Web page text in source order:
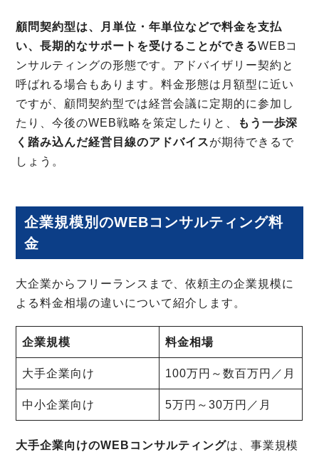
顧問契約型は、月単位・年単位などで料金を支払
い、長期的なサポートを受けることができるWEBコ
ンサルティングの形態です。アドバイザリー契約と
呼ばれる場合もあります。料金形態は月額型に近い
ですが、顧問契約型では経営会議に定期的に参加し
たり、今後のWEB戦略を策定したりと、
もう一歩深
く踏み込んだ経営目線のアドバイスが期待できるで
しょう。
企業規模別のWEBコンサルティング料
金
大企業からフリーランスまで、依頼主の企業規模に
よる料金相場の違いについて紹介します。
企業規模 料金相場
大手企業向け 100万円～数百万円／月
中小企業向け 5万円～30万円／月
大手企業向けのWEBコンサルティングは、事業規模